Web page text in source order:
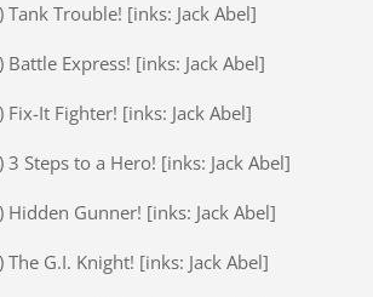
Trouble! [inks: Jack Abel]
Express! [inks: Jack Abel]
It Fighter! [inks: Jack Abel]
Steps to a Hero! [inks: Jack Abel]
Gunner! [inks: Jack Abel]
G.I. Knight! [inks: Jack Abel]